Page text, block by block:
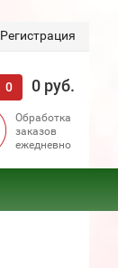
Регистрация
0 0 руб.
Обработка
заказов
ежедневно